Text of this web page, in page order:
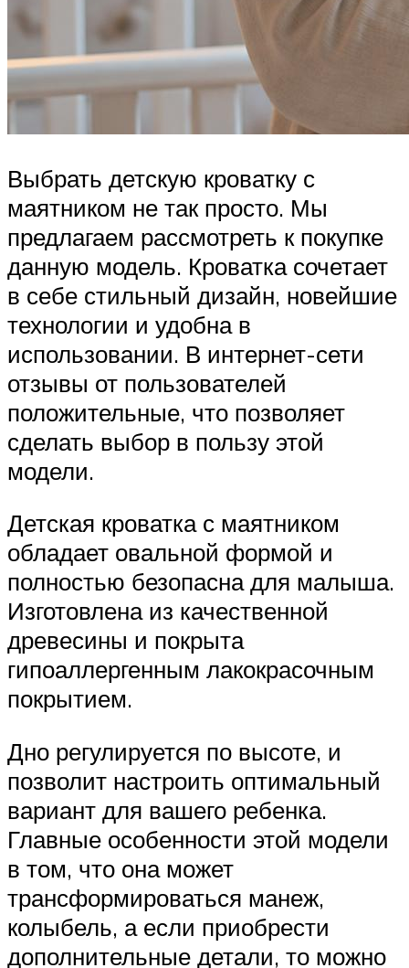
Выбрать детскую кроватку с
маятником не так просто. Мы
предлагаем рассмотреть к покупке
данную модель. Кроватка сочетает
в себе стильный дизайн, новейшие
технологии и удобна в
использовании. В интернет-сети
отзывы от пользователей
положительные, что позволяет
сделать выбор в пользу этой
модели.
Детская кроватка с маятником
обладает овальной формой и
полностью безопасна для малыша.
Изготовлена из качественной
древесины и покрыта
гипоаллергенным лакокрасочным
покрытием.
Дно регулируется по высоте, и
позволит настроить оптимальный
вариант для вашего ребенка.
Главные особенности этой модели
в том, что она может
трансформироваться манеж,
колыбель, а если приобрести
дополнительные детали, то можно